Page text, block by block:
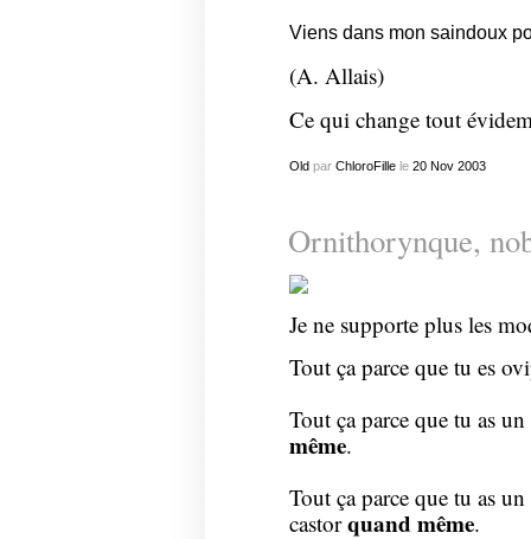
Viens dans mon saindoux
(A. Allais)
Ce qui change tout
Oldpar ChloroFillele 20 Nov 2003
Ornithorynque,
Je ne supporte plus les
Tout ça parce que tu es
Tout ça parce que tu as
même.
Tout ça parce que tu as
castorquand même.